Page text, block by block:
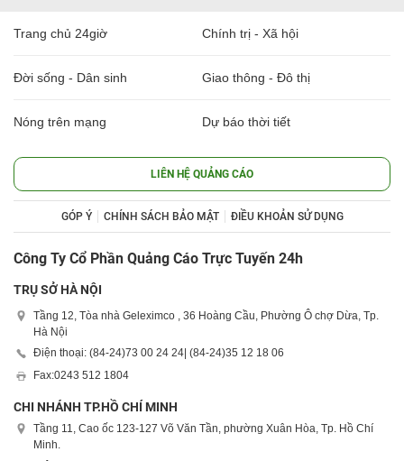
Trang chủ 24giờ Chính trị - Xã hội
Đời sống - Dân sinh Giao thông - Đô thị
Nóng trên mạng Dự báo thời tiết
LIÊN HỆ QUẢNG CÁO
GÓP Ý CHÍNH SÁCH BẢO MẬT ĐIỀU KHOẢN SỬ DỤNG
Công Ty Cổ Phần Quảng Cáo Trực Tuyến 24h
TRỤ SỞ HÀ NỘI
Tầng 12, Tòa nhà Geleximco , 36 Hoàng Cầu, Phường Ô chợ Dừa, Tp.
Hà Nội
Điện thoại: (84-24)73 00 24 24 | (84-24)35 12 18 06
Fax:0243 512 1804
CHI NHÁNH TP.HỒ CHÍ MINH
Tầng 11, Cao ốc 123-127 Võ Văn Tần, phường Xuân Hòa, Tp. Hồ Chí
Minh.